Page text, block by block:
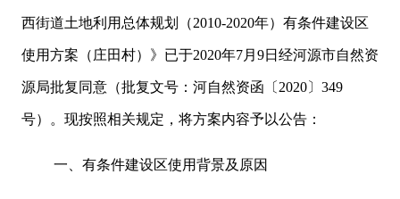
西街道土地利用总体规划（2010-2020年）有条件建设区
使用方案（庄田村）》已于2020年7月9日经河源市自然资
源局批复同意（批复文号：河自然资函〔2020〕349
号）。现按照相关规定，将方案内容予以公告：
一、有条件建设区使用背景及原因